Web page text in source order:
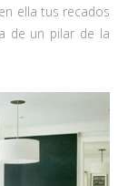
ella tus recados
de un pilar de la